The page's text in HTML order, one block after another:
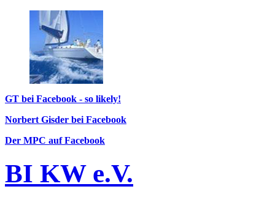
GT bei Facebook - so likely!
Norbert Gisder bei Facebook
Der MPC auf Facebook
BI KW e.V.